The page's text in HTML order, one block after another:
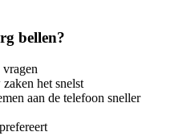
bellen?
het snelst
aan de telefoon sneller